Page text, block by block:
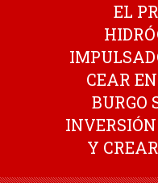
EL
CEAR
BURGO
Y